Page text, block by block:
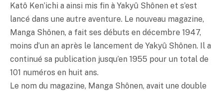
Katô Ken’ichi a ainsi mis fin à Yakyû Shônen et s’est
lancé dans une autre aventure. Le nouveau magazine,
Manga Shônen, a fait ses débuts en décembre 1947,
moins d’un an après le lancement de Yakyû Shônen. Il a
continué sa publication jusqu’en 1955 pour un total de
101 numéros en huit ans.
Le nom du magazine, Manga Shônen, avait une double